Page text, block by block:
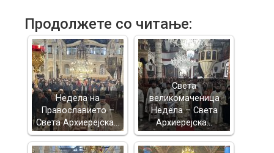
Продолжете со читање:
Недела на
Православието –
Света Архиерејска…
Света
великомаченица
Недела – Света
Архиерејска…